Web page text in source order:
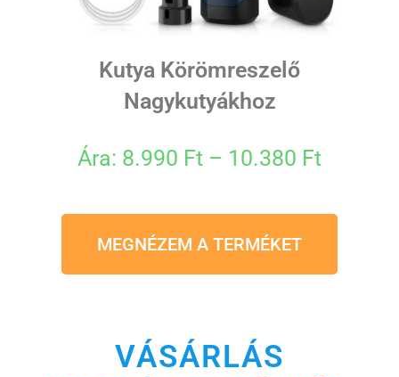
Kutya Körömreszelő
Nagykutyákhoz
Ára: 8.990 Ft – 10.380 Ft
MEGNÉZEM A TERMÉKET
VÁSÁRLÁS